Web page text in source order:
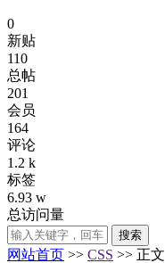
0
新贴
110
总帖
201
会员
164
评论
1.2 k
标签
6.93 w
总访问量
搜索
网站首页 >> CSS >> 正文